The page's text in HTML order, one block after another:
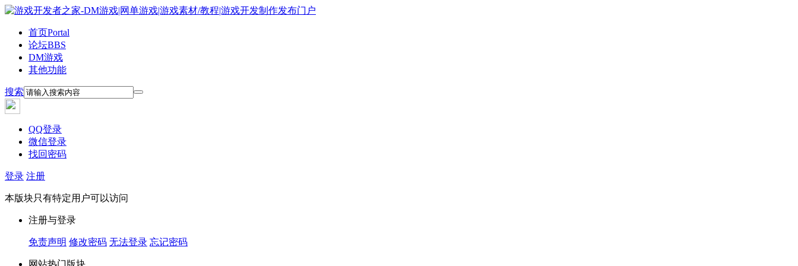
首页Portal
论坛BBS
DM游戏
其他功能
搜索
QQ登录
微信登录
找回密码
登录 注册
本版块只有特定用户可以访问
注册与登录
免责声明 修改密码 无法登录 忘记密码
网站热门版块